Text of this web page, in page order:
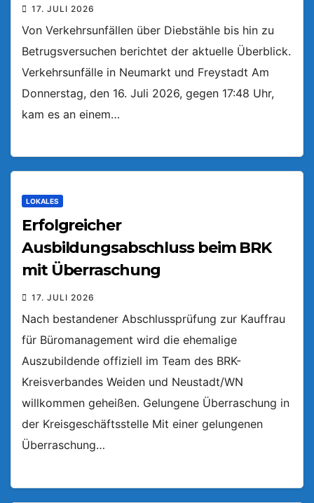
17. JULI 2026
Von Verkehrsunfällen über Diebstähle bis hin zu
Betrugsversuchen berichtet der aktuelle Überblick.
Verkehrsunfälle in Neumarkt und Freystadt Am
Donnerstag, den 16. Juli 2026, gegen 17:48 Uhr,
kam es an einem…
LOKALES
Erfolgreicher
Ausbildungsabschluss beim BRK
mit Überraschung
17. JULI 2026
Nach bestandener Abschlussprüfung zur Kauffrau
für Büromanagement wird die ehemalige
Auszubildende offiziell im Team des BRK-
Kreisverbandes Weiden und Neustadt/WN
willkommen geheißen. Gelungene Überraschung in
der Kreisgeschäftsstelle Mit einer gelungenen
Überraschung…